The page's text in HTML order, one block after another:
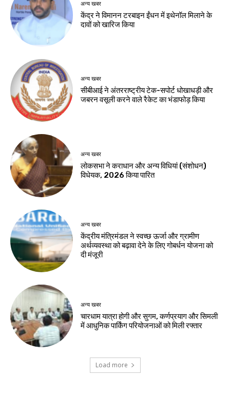
अन्य खबर
केंद्र ने विमानन टरबाइन ईंधन में इथेनॉल मिलाने के
दावों को खारिज किया
अन्य खबर
सीबीआई ने अंतरराष्ट्रीय टेक-सपोर्ट धोखाधड़ी और
जबरन वसूली करने वाले रैकेट का भंडाफोड़ किया
अन्य खबर
लोकसभा ने कराधान और अन्य विधियां (संशोधन)
विधेयक, 2026 किया पारित
अन्य खबर
केंद्रीय मंत्रिमंडल ने स्वच्छ ऊर्जा और ग्रामीण
अर्थव्यवस्था को बढ़ावा देने के लिए गोबर्धन योजना को
दी मंजूरी
अन्य खबर
चारधाम यात्रा होगी और सुगम, कर्णप्रयाग और सिमली
में आधुनिक पार्किंग परियोजनाओं को मिली रफ्तार
Load more